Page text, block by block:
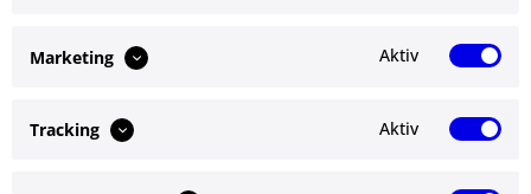
Ähnliche Artikel
Kunden kauften auch
Marketing Aktiv
Tracking Aktiv